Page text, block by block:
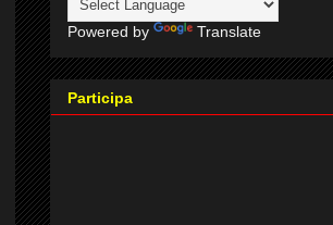
Powered by Translate
Participa